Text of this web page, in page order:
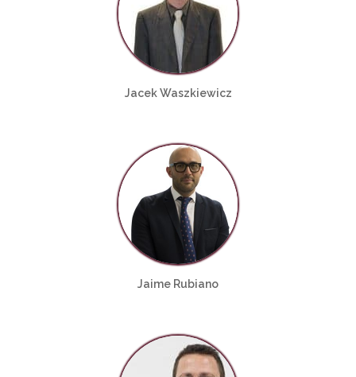
Jacek Waszkiewicz
Jaime Rubiano